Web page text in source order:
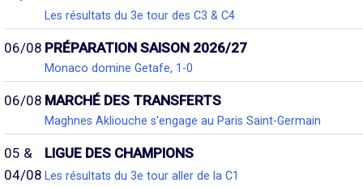
Les résultats du 3e tour des C3 & C4
06/08 PRÉPARATION SAISON 2026/27
Monaco domine Getafe, 1-0
06/08 MARCHÉ DES TRANSFERTS
Maghnes Akliouche s'engage au Paris Saint-Germain
05 &
04/08
LIGUE DES CHAMPIONS
Les résultats du 3e tour aller de la C1